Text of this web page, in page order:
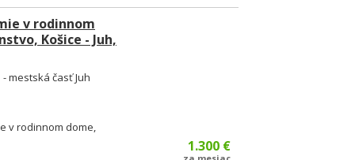
v rodinnom
Košice - Juh,
mestská časť Juh
v rodinnom dome,
1.300 €